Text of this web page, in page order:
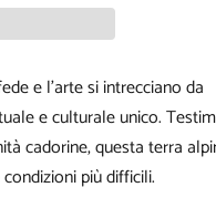
e l’arte si intrecciano da
e culturale unico.
cadorine, questa terra
più difficili.